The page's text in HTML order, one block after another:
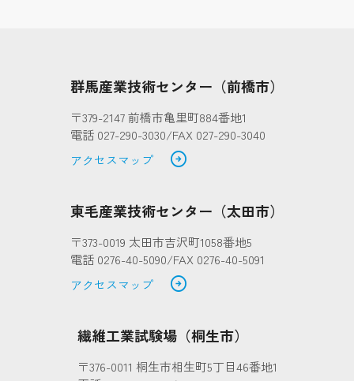
群馬産業技術センター（前橋市）
〒379-2147 前橋市亀里町884番地1
電話 027-290-3030/FAX 027-290-3040
アクセスマップ
arrow_circle_right
東毛産業技術センター（太田市）
〒373-0019 太田市吉沢町1058番地5
電話 0276-40-5090/FAX 0276-40-5091
アクセスマップ
arrow_circle_right
繊維工業試験場（桐生市）
〒376-0011 桐生市相生町5丁目46番地1